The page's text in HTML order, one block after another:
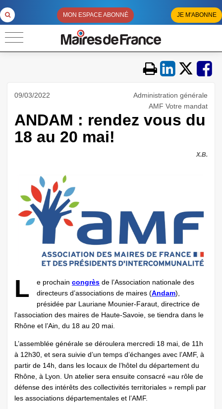
MON ESPACE ABONNÉ JE M'ABONNE
09/03/2022
Administration générale
AMF Votre mandat
ANDAM : rendez vous du
18 au 20 mai!
X.B.
L e prochain congrès de l’Association nationale des
directeurs d’associations de maires (Andam),
présidée par Lauriane Mounier-Faraut, directrice de
l'association des maires de Haute-Savoie, se tiendra dans le
Rhône et l’Ain, du 18 au 20 mai.
L’assemblée générale se déroulera mercredi 18 mai, de 11h
à 12h30, et sera suivie d’un temps d’échanges avec l’AMF, à
partir de 14h, dans les locaux de l’hôtel du département du
Rhône, à Lyon. Un atelier sera ensuite consacré «au rôle de
défense des intérêts des collectivités territoriales » rempli par
les associations départementales et l’AMF.